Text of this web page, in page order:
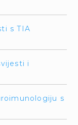
s TIA
i
s